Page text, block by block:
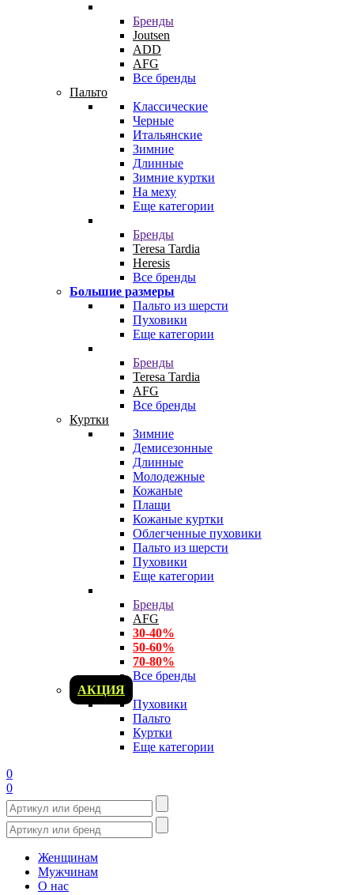
Бренды
Joutsen
ADD
AFG
Все бренды
Пальто
Классические
Черные
Итальянские
Зимние
Длинные
Зимние куртки
На меху
Еще категории
Бренды
Teresa Tardia
Heresis
Все бренды
Большие размеры
Пальто из шерсти
Пуховики
Еще категории
Бренды
Teresa Tardia
AFG
Все бренды
Куртки
Зимние
Демисезонные
Длинные
Молодежные
Кожаные
Плащи
Кожаные куртки
Облегченные пуховики
Пальто из шерсти
Пуховики
Еще категории
Бренды
AFG
30-40%
50-60%
70-80%
Все бренды
АКЦИЯ
Пуховики
Пальто
Куртки
Еще категории
0
0
Женщинам
Мужчинам
О нас